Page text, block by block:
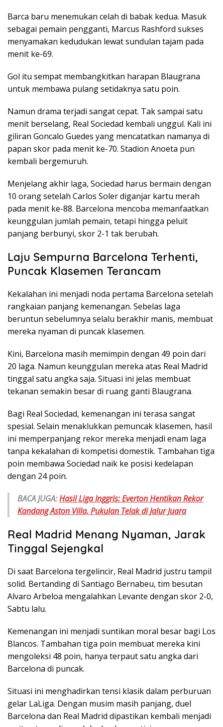
Barca baru menemukan celah di babak kedua. Masuk
sebagai pemain pengganti, Marcus Rashford sukses
menyamakan kedudukan lewat sundulan tajam pada
menit ke-69.
Gol itu sempat membangkitkan harapan Blaugrana
untuk membawa pulang setidaknya satu poin.
Namun drama terjadi sangat cepat. Tak sampai satu
menit berselang, Real Sociedad kembali unggul. Kali ini
giliran Goncalo Guedes yang mencatatkan namanya di
papan skor pada menit ke-70. Stadion Anoeta pun
kembali bergemuruh.
Menjelang akhir laga, Sociedad harus bermain dengan
10 orang setelah Carlos Soler diganjar kartu merah
pada menit ke-88. Barcelona mencoba memanfaatkan
keunggulan jumlah pemain, tetapi hingga peluit
panjang berbunyi, skor 2-1 tak berubah.
Laju Sempurna Barcelona Terhenti,
Puncak Klasemen Terancam
Kekalahan ini menjadi noda pertama Barcelona setelah
rangkaian panjang kemenangan. Sebelas laga
beruntun sebelumnya selalu berakhir manis, membuat
mereka nyaman di puncak klasemen.
Kini, Barcelona masih memimpin dengan 49 poin dari
20 laga. Namun keunggulan mereka atas Real Madrid
tinggal satu angka saja. Situasi ini jelas membuat
tekanan semakin besar di ruang ganti Blaugrana.
Bagi Real Sociedad, kemenangan ini terasa sangat
spesial. Selain menaklukkan pemuncak klasemen, hasil
ini memperpanjang rekor mereka menjadi enam laga
tanpa kekalahan di kompetisi domestik. Tambahan tiga
poin membawa Sociedad naik ke posisi kedelapan
dengan 24 poin.
BACA JUGA:Hasil Liga Inggris: Everton Hentikan Rekor
Kandang Aston Villa, Pukulan Telak di Jalur Juara
Real Madrid Menang Nyaman, Jarak
Tinggal Sejengkal
Di saat Barcelona tergelincir, Real Madrid justru tampil
solid. Bertanding di Santiago Bernabeu, tim besutan
Alvaro Arbeloa mengalahkan Levante dengan skor 2-0,
Sabtu lalu.
Kemenangan ini menjadi suntikan moral besar bagi Los
Blancos. Tambahan tiga poin membuat mereka kini
mengoleksi 48 poin, hanya terpaut satu angka dari
Barcelona di puncak.
Situasi ini menghadirkan tensi klasik dalam perburuan
gelar LaLiga. Dengan musim masih panjang, duel
Barcelona dan Real Madrid dipastikan kembali menjadi